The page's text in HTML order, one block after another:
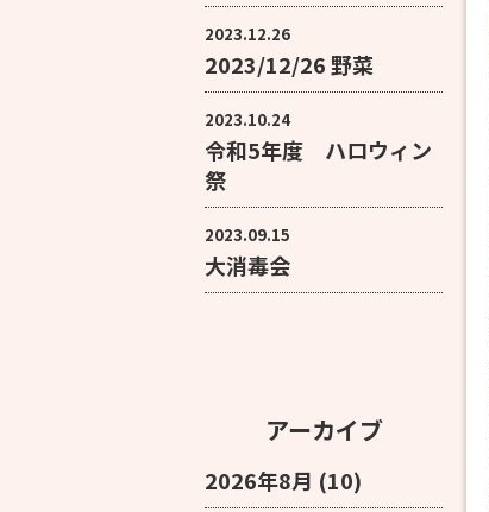
2023.12.26
2023/12/26 野菜
2023.10.24
令和5年度 ハロウィン
祭
2023.09.15
大消毒会
アーカイブ
2026年8月 (10)